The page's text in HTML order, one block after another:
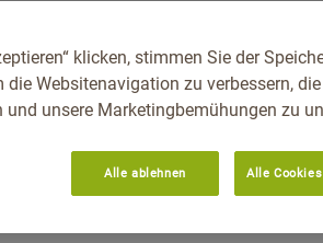
Bez. Kassel,
klicken, stimmen Sie der
die Websitenavigation zu verbessern, die
unsere Marketingbemühungen zu
Alle ablehnen Alle